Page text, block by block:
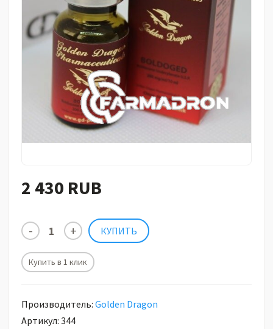
2 430 RUB
Купить в 1 клик
Производитель: Golden Dragon
Артикул: 344